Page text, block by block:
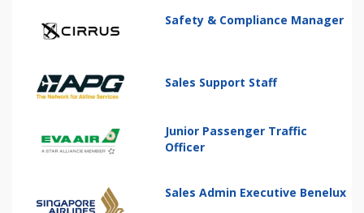
Safety & Compliance Manager
Sales Support Staff
Junior Passenger Traffic
Officer
Sales Admin Executive Benelux